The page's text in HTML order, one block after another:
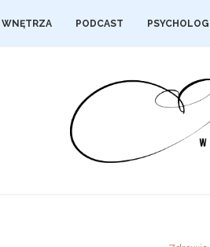
WNĘTRZA PODCAST